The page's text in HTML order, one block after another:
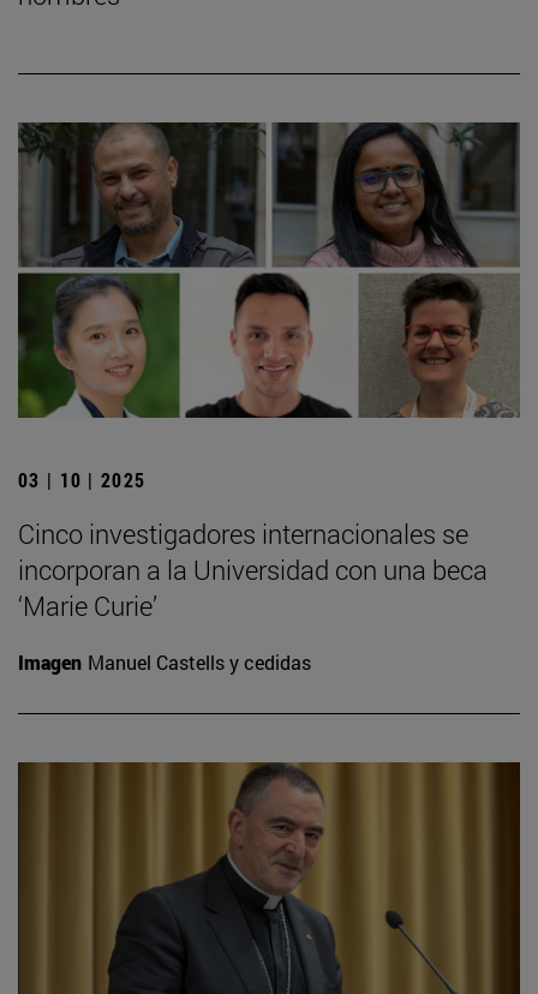
03 | 10 | 2025
Cinco investigadores internacionales se
incorporan a la Universidad con una beca
‘Marie Curie’
Imagen Manuel Castells y cedidas